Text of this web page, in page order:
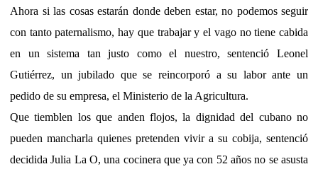
Ahora si las cosas estarán donde deben estar, no podemos seguir
con tanto paternalismo, hay que trabajar y el vago no tiene cabida
en un sistema tan justo como el nuestro, sentenció Leonel
Gutiérrez, un jubilado que se reincorporó a su labor ante un
pedido de su empresa, el Ministerio de la Agricultura.
Que tiemblen los que anden flojos, la dignidad del cubano no
pueden mancharla quienes pretenden vivir a su cobija, sentenció
decidida Julia La O, una cocinera que ya con 52 años no se asusta